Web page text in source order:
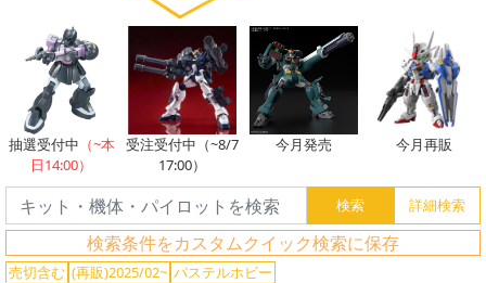
抽選受付中 （~本
日14:00）
受注受付中（~8/7
17:00）
今月発売 今月再販
検索条件をカスタムクイック検索に保存
売切含む (再販)2025/02~ パステルホビー